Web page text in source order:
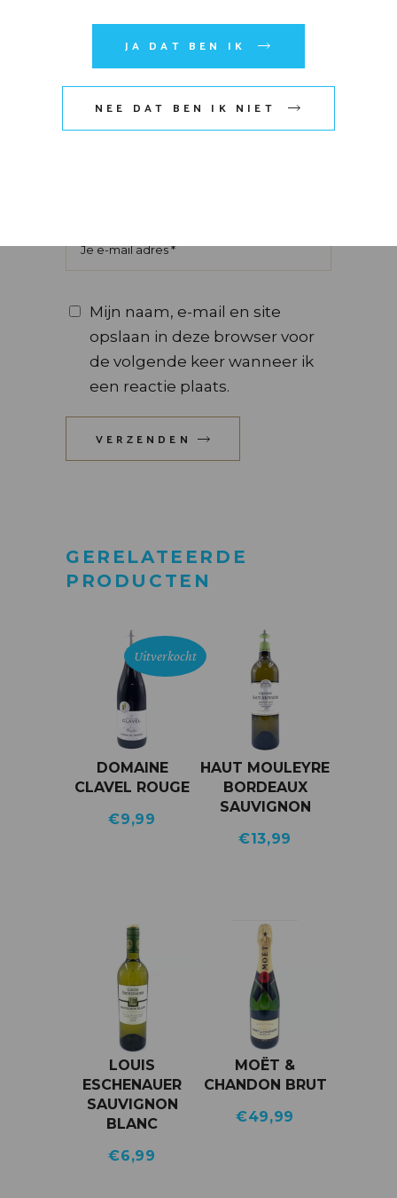
JA DAT BEN IK
NEE DAT BEN IK NIET
Mijn naam, e-mail en site
opslaan in deze browser voor
de volgende keer wanneer ik
een reactie plaats.
VERZENDEN
GERELATEERDE
PRODUCTEN
Uitverkocht
DOMAINE
CLAVEL ROUGE
€9,99
HAUT MOULEYRE
BORDEAUX
SAUVIGNON
€13,99
LOUIS
ESCHENAUER
SAUVIGNON
BLANC
€6,99
MOËT &
CHANDON BRUT
€49,99